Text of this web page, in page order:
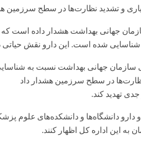
و تشدید نظارت‌ها در سطح سرزمین
در سطح سرزمین هشدار داد
تهدید کند.
و دارو دانشگاه‌ها و دانشکده‌های
این اداره کل اظهار کنند.